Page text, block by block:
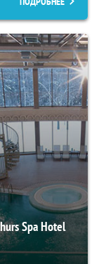
Spa Hotel